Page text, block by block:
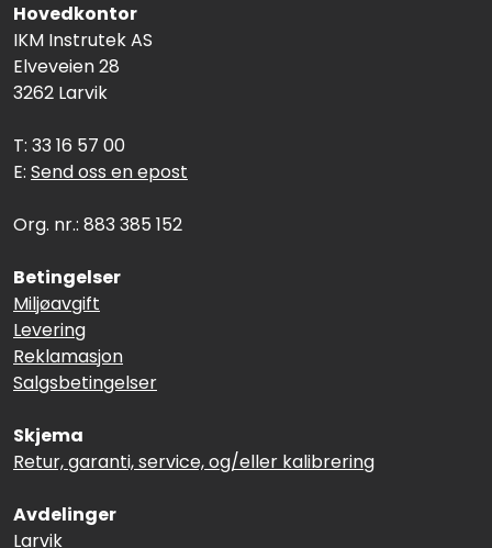
Hovedkontor
IKM Instrutek AS
Elveveien 28
3262 Larvik
T: 33 16 57 00
E: Send oss en epost
Org. nr.: 883 385 152
Betingelser
Miljøavgift
Levering
Reklamasjon
Salgsbetingelser
Skjema
Retur, garanti, service, og/eller kalibrering
Avdelinger
Larvik